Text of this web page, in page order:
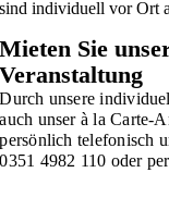
sind individuell vor Ort
Mieten Sie
Veranstaltung
Durch unsere
auch unser à la Carte-
persönlich telefonisch
0351 4982 110 oder